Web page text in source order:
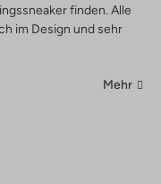
finden. Alle
im Design und sehr
Mehr